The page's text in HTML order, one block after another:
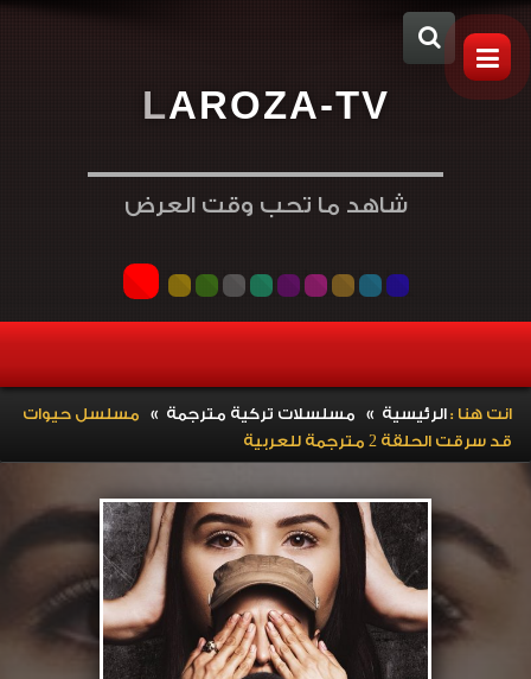
LAROZA-TV
شاهد ما تحب وقت العرض
انت هنا :الرئيسية » مسلسلات تركية مترجمة » مسلسل حيوات
قد سرقت الحلقة 2 مترجمة للعربية